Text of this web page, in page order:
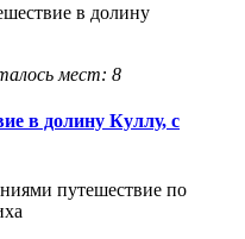
мест: 8
в долину Куллу, с
путешествие по